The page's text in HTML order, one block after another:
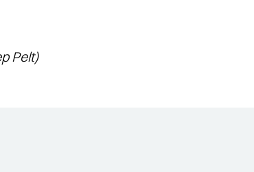
Pelt)